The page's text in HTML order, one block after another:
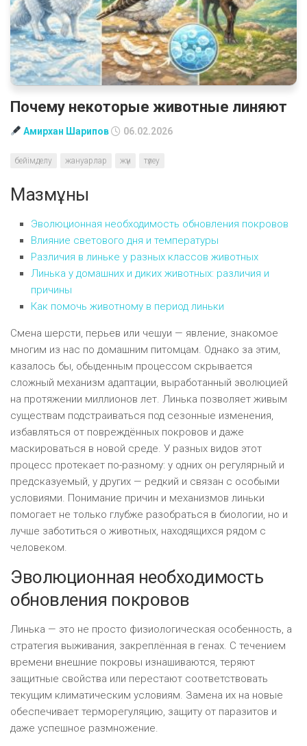
Почему некоторые животные линяют
Амирхан Шарипов 06.02.2026
бейімделу жануарлар жүн түлеу
Мазмұны
Эволюционная необходимость обновления покровов
Влияние светового дня и температуры
Различия в линьке у разных классов животных
Линька у домашних и диких животных: различия и
причины
Как помочь животному в период линьки
Смена шерсти, перьев или чешуи — явление, знакомое
многим из нас по домашним питомцам. Однако за этим,
казалось бы, обыденным процессом скрывается
сложный механизм адаптации, выработанный эволюцией
на протяжении миллионов лет. Линька позволяет живым
существам подстраиваться под сезонные изменения,
избавляться от повреждённых покровов и даже
маскироваться в новой среде. У разных видов этот
процесс протекает по-разному: у одних он регулярный и
предсказуемый, у других — редкий и связан с особыми
условиями. Понимание причин и механизмов линьки
помогает не только глубже разобраться в биологии, но и
лучше заботиться о животных, находящихся рядом с
человеком.
Эволюционная необходимость
обновления покровов
Линька — это не просто физиологическая особенность, а
стратегия выживания, закреплённая в генах. С течением
времени внешние покровы изнашиваются, теряют
защитные свойства или перестают соответствовать
текущим климатическим условиям. Замена их на новые
обеспечивает терморегуляцию, защиту от паразитов и
даже успешное размножение.